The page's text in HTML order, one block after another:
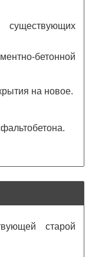
бетонной
на новое.
старой